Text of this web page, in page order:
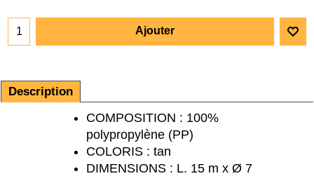
Ajouter
Description
COMPOSITION : 100%
polypropylène (PP)
COLORIS : tan
DIMENSIONS : L. 15 m x Ø 7